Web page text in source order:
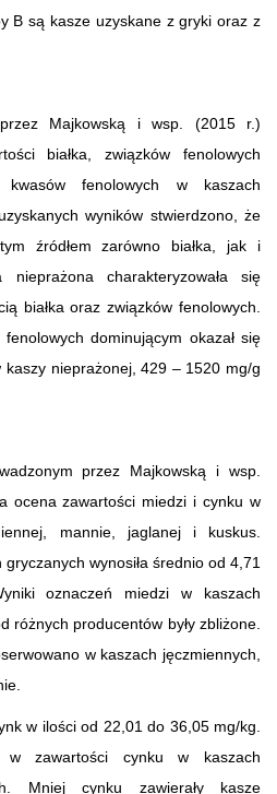
B są kasze uzyskane z gryki oraz z
Majkowską i wsp. (2015 r.)
białka, związków fenolowych
kwasów fenolowych w kaszach
wyników stwierdzono, że
źródłem zarówno białka, jak i
nieprażona charakteryzowała się
białka oraz związków fenolowych.
dominującym okazał się
nieprażonej, 429 – 1520 mg/g
przez Majkowską i wsp.
ocena zawartości miedzi i cynku w
mannie, jaglanej i kuskus.
wynosiła średnio od 4,71
oznaczeń miedzi w kaszach
różnych producentów były zbliżone.
w kaszach jęczmiennych,
w ilości od 22,01 do 36,05 mg/kg.
w zawartości cynku w kaszach
Mniej cynku zawierały kasze